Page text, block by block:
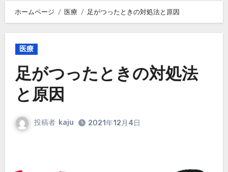
ホームページ 医療 足がつったときの対処法と原因
医療
足がつったときの対処法
と原因
投稿者 kaju 2021年12月4日